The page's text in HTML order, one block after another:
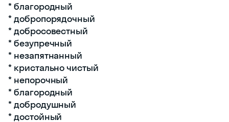
* благородный
* добропорядочный
* добросовестный
* безупречный
* незапятнанный
* кристально чистый
* непорочный
* благородный
* добродушный
* достойный